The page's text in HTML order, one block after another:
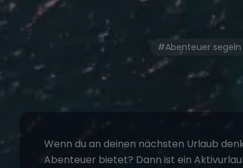
#Abenteuer segeln
Wenn du an deinen nächsten Urlaub
Abenteuer bietet? Dann ist ein